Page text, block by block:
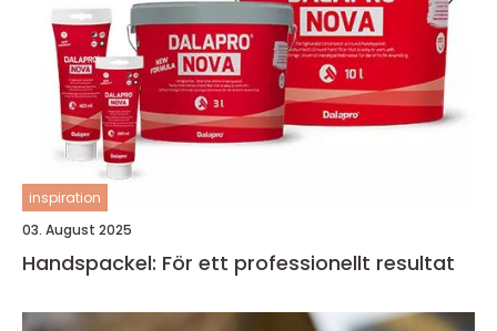
inspiration
03. August 2025
Handspackel: För ett professionellt resultat